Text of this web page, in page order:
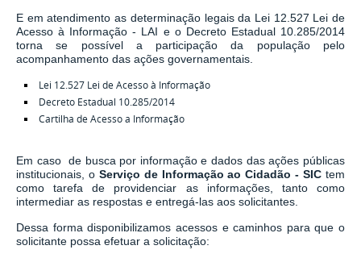
E em atendimento as determinação legaisda Lei 12.527 Lei de
Acesso à Informação - LAI e o Decreto Estadual 10.285/2014
torna se possível a participação da população pelo
acompanhamento das ações governamentais.
Lei 12.527 Lei de Acesso à Informação
Decreto Estadual 10.285/2014
Cartilha de Acesso a Informação
Em caso de busca por informação e dados das ações públicas
institucionais, o Serviço de Informação ao Cidadão - SICtem
como tarefa de
providenciar as informações, tanto como
intermediar as respostas e entregá-las aos solicitantes.
Dessa forma disponibilizamos acessos e caminhos para que o
solicitante possa efetuar a solicitação: